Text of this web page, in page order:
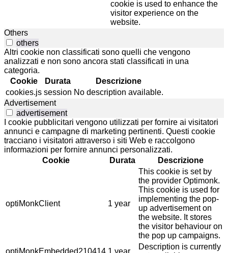
cookie is used to enhance the
visitor experience on the
website.
Others
others
Altri cookie non classificati sono quelli che vengono
analizzati e non sono ancora stati classificati in una
categoria.
Cookie
Durata
Descrizione
cookies.js session No description available.
Advertisement
advertisement
I cookie pubblicitari vengono utilizzati per fornire ai visitatori
annunci e campagne di marketing pertinenti. Questi cookie
tracciano i visitatori attraverso i siti Web e raccolgono
informazioni per fornire annunci personalizzati.
Cookie
Durata Descrizione
optiMonkClient 1 year
This cookie is set by
the provider Optimonk.
This cookie is used for
implementing the pop-
up advertisement on
the website. It stores
the visitor behaviour on
the pop up campaigns.
optiMonkEmbedded210414 1 year
Description is currently